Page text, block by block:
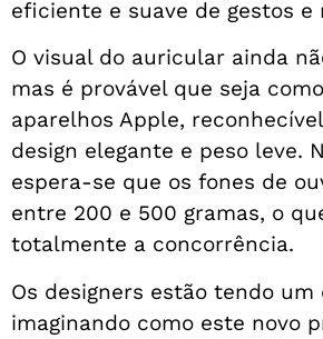
eficiente e suave de gestos e
O visual do auricular ainda
mas é provável que seja
aparelhos Apple,
design elegante e peso leve.
espera-se que os fones de
entre 200 e 500 gramas, o
totalmente a concorrência.
Os designers estão tendo
imaginando como este novo